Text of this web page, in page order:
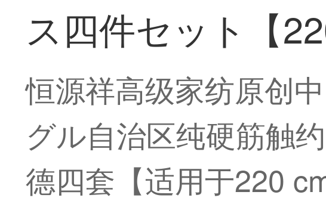
ス四件セット【
恒源祥高级家纺原创
グル自治区纯硬筋触
德四套【适用于220